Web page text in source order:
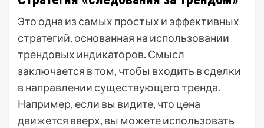
Это одна из самых простых и эффективных
стратегий, основанная на использовании
трендовых индикаторов. Смысл
заключается в том, чтобы входить в сделки
в направлении существующего тренда.
Например, если вы видите, что цена
движется вверх, вы можете использовать